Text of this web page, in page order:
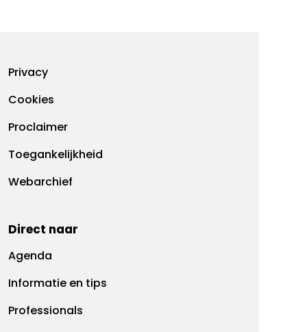
Footermenu
Privacy
Cookies
Proclaimer
Toegankelijkheid
Webarchief
Direct naar
Agenda
Informatie en tips
Professionals